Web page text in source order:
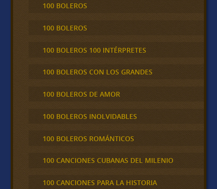
100 BOLEROS
100 BOLEROS
100 BOLEROS 100 INTÉRPRETES
100 BOLEROS CON LOS GRANDES
100 BOLEROS DE AMOR
100 BOLEROS INOLVIDABLES
100 BOLEROS ROMÁNTICOS
100 CANCIONES CUBANAS DEL MILENIO
100 CANCIONES PARA LA HISTORIA